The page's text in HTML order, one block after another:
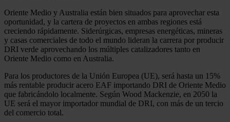
Oriente Medio y Australia están bien situados para aprovechar esta
oportunidad, y la cartera de proyectos en ambas regiones está
creciendo rápidamente. Siderúrgicas, empresas energéticas, mineras
y casas comerciales de todo el mundo lideran la carrera por producir
DRI verde aprovechando los múltiples catalizadores tanto en
Oriente Medio como en Australia.
Para los productores de la Unión Europea (UE), será hasta un 15%
más rentable producir acero EAF importando DRI de Oriente Medio
que fabricándolo localmente. Según Wood Mackenzie, en 2050 la
UE será el mayor importador mundial de DRI, con más de un tercio
del comercio total.